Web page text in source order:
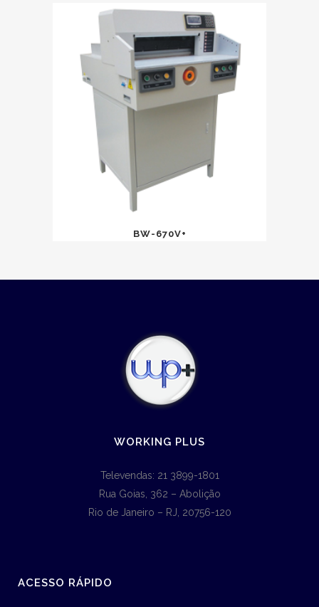
BW-670V+
WORKING PLUS
Televendas: 21 3899-1801
Rua Goias, 362 – Abolição
Rio de Janeiro – RJ, 20756-120
ACESSO RÁPIDO